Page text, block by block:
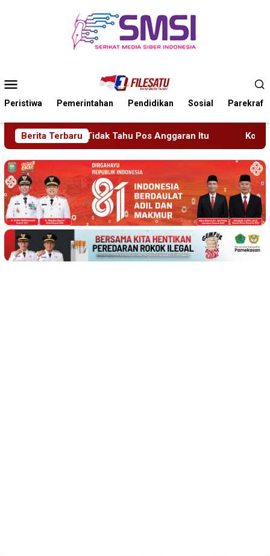
Mobile
Peristiwa Pemerintahan Pendidikan Sosial Parekraf
Berita Terbaru
Anggaran Itu Kolaborasi Keren Camat dan PT BSI,